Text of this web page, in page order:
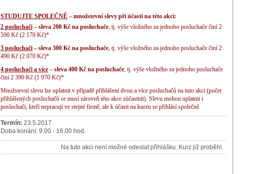
STUDUJTE SPOLEČNĚ – množstevní slevy při účasti na této akci:
2 posluchači – sleva 200 Kč na posluchače, tj. výše vložného za jednoho posluchače činí 2
590 Kč (2 170 Kč)*
3 posluchači – sleva 300 Kč na posluchače, tj. výše vložného za jednoho posluchače činí 2
490 Kč (2 070 Kč)*
4 posluchači a více – sleva 400 Kč na posluchače, tj. výše vložného za jednoho posluchače
činí 2 390 Kč (1 970 Kč)*
Množstevní slevu lze uplatnit v případě přihlášení dvou a více posluchačů na tuto akci (počet
přihlášených posluchačů se musí zároveň této akce zúčastnit). Slevu mohou uplatnit i
posluchači, kteří nepracují ve stejné firmě, ale k účasti na kurzu se přihlásí společně.
Termín: 23.5.2017
Doba konání: 9.00 - 16.00 hod.
Na tuto akci není možné odeslat přihlášku. Kurz již proběhl.